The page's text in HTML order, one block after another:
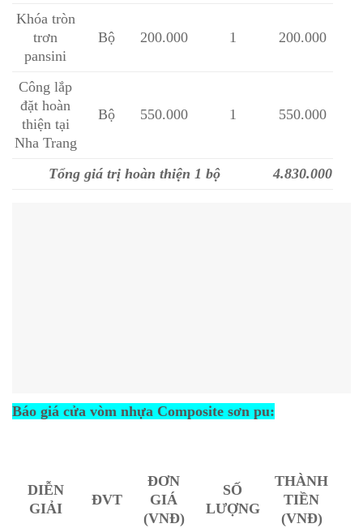
Khóa tròn
trơn
pansini
Bộ 200.000 1 200.000
Công lắp
đặt hoàn
thiện tại
Nha Trang
Bộ 550.000 1 550.000
Tổng giá trị hoàn thiện 1 bộ 4.830.000
Báo giá cửa vòm nhựa Composite sơn pu:
DIỄN
GIẢI
ĐVT
ĐƠN
GIÁ
(VNĐ)
SỐ
LƯỢNG
THÀNH
TIỀN
(VNĐ)